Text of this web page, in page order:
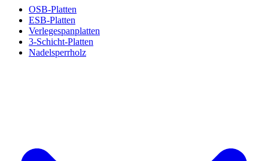
OSB-Platten
ESB-Platten
Verlegespanplatten
3-Schicht-Platten
Nadelsperrholz